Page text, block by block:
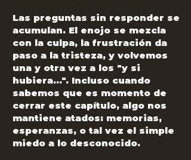
Las preguntas sin responder se
acumulan. El enojo se mezcla
con la culpa, la frustración da
paso a la tristeza, y volvemos
una y otra vez a los "y si
hubiera...". Incluso cuando
sabemos que es momento de
cerrar este capítulo, algo nos
mantiene atados: memorias,
esperanzas, o tal vez el simple
miedo a lo desconocido.